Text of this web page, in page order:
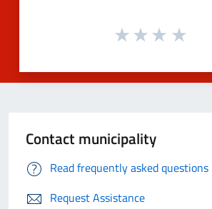
Contact municipality
Read frequently asked questions
Request Assistance